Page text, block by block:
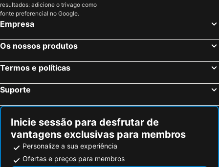
resultados: adicione o trivago como
fonte preferencial no Google.
Empresa
Os nossos produtos
Termos e políticas
Suporte
Inicie sessão para desfrutar de
vantagens exclusivas para membros
Personalize a sua experiência
Ofertas e preços para membros